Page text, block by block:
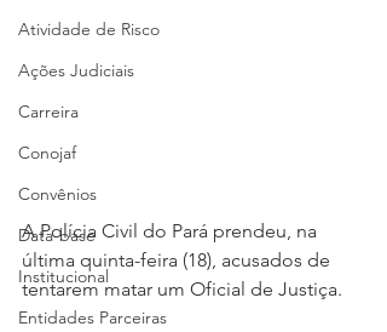
Atividade de Risco
Ações Judiciais
Carreira
Conojaf
Convênios
Data-base
Institucional
Entidades Parceiras
A Polícia Civil do Pará prendeu, na
última quinta-feira (18), acusados de
tentarem matar um Oficial de Justiça.